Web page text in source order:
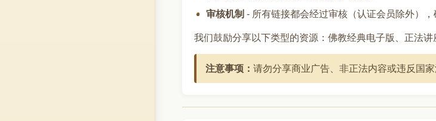
审核机制 - 所有链接都会经过审核（认证会员除外）
我们鼓励分享以下类型的资源：佛教经典电子版、正法
注意事项： 请勿分享商业广告、非正法内容或违反国